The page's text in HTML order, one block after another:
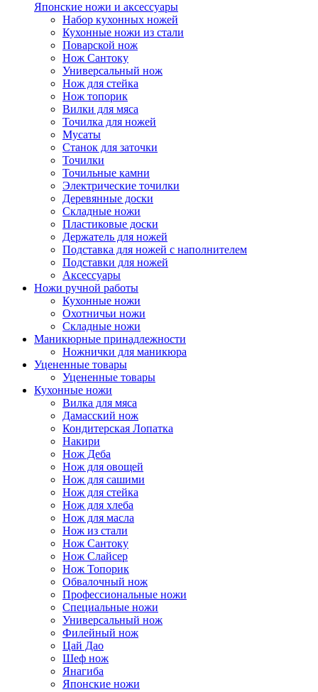
Японские ножи и аксессуары
Набор кухонных ножей
Кухонные ножи из стали
Поварской нож
Нож Сантоку
Универсальный нож
Нож для стейка
Нож топорик
Вилки для мяса
Точилка для ножей
Мусаты
Станок для заточки
Точилки
Точильные камни
Электрические точилки
Деревянные доски
Складные ножи
Пластиковые доски
Держатель для ножей
Подставка для ножей с наполнителем
Подставки для ножей
Аксессуары
Ножи ручной работы
Кухонные ножи
Охотничьи ножи
Складные ножи
Маникюрные принадлежности
Ножнички для маникюра
Уцененные товары
Уцененные товары
Кухонные ножи
Вилка для мяса
Дамасский нож
Кондитерская Лопатка
Накири
Нож Деба
Нож для овощей
Нож для сашими
Нож для стейка
Нож для хлеба
Нож для масла
Нож из стали
Нож Сантоку
Нож Слайсер
Нож Топорик
Обвалочный нож
Профессиональные ножи
Специальные ножи
Универсальный нож
Филейный нож
Цай Дао
Шеф нож
Янагиба
Японские ножи